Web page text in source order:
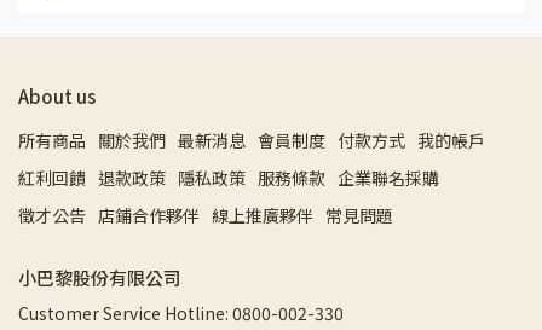
About us
所有商品 關於我們 最新消息 會員制度 付款方式 我的帳戶
紅利回饋 退款政策 隱私政策 服務條款 企業聯名採購
徵才公告 店鋪合作夥伴 線上推廣夥伴 常見問題
小巴黎股份有限公司
Customer Service Hotline: 0800-002-330